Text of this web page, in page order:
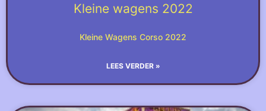
Kleine wagens 2022
Kleine Wagens Corso 2022
LEES VERDER »